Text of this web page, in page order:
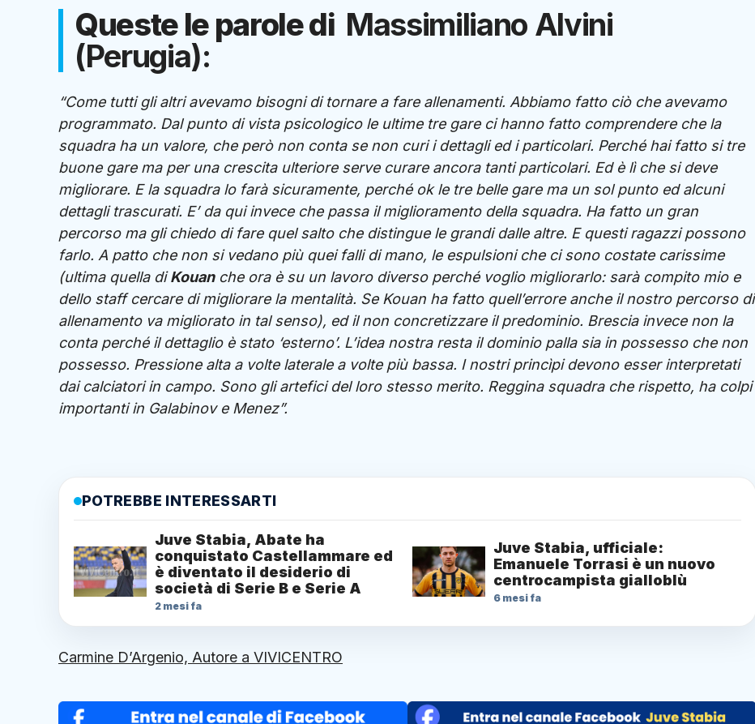
Queste le parole di Massimiliano Alvini
(Perugia):
“Come tutti gli altri avevamo bisogni di tornare a fare allenamenti. Abbiamo fatto ciò che avevamo
programmato. Dal punto di vista psicologico le ultime tre gare ci hanno fatto comprendere che la
squadra ha un valore, che però non conta se non curi i dettagli ed i particolari. Perché hai fatto si tre
buone gare ma per una crescita ulteriore serve curare ancora tanti particolari. Ed è lì che si deve
migliorare. E la squadra lo farà sicuramente, perché ok le tre belle gare ma un sol punto ed alcuni
dettagli trascurati. E’ da qui invece che passa il miglioramento della squadra. Ha fatto un gran
percorso ma gli chiedo di fare quel salto che distingue le grandi dalle altre. E questi ragazzi possono
farlo. A patto che non si vedano più quei falli di mano, le espulsioni che ci sono costate carissime
(ultima quella diKouanche ora è su un lavoro diverso perché voglio migliorarlo: sarà compito mio e
dello staff cercare di migliorare la mentalità. Se Kouan ha fatto quell’errore anche il nostro percorso di
allenamento va migliorato in tal senso), ed il non concretizzare il predominio. Brescia invece non la
conta perché il dettaglio è stato ‘esterno’. L’idea nostra resta il dominio palla sia in possesso che non
possesso. Pressione alta a volte laterale a volte più bassa. I nostri princìpi devono esser interpretati
dai calciatori in campo. Sono gli artefici del loro stesso merito. Reggina squadra che rispetto, ha colpi
importanti in Galabinov e Menez”.
POTREBBE INTERESSARTI
Juve Stabia, Abate ha
conquistato Castellammare ed
è diventato il desiderio di
società di Serie B e Serie A
2 mesi fa
Juve Stabia, ufficiale:
Emanuele Torrasi è un nuovo
centrocampista gialloblù
6 mesi fa
Carmine D’Argenio, Autore a VIVICENTRO